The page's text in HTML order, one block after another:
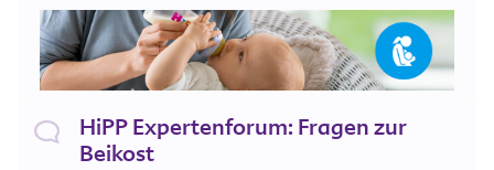
HiPP Expertenforum: Fragen zur
Beikost